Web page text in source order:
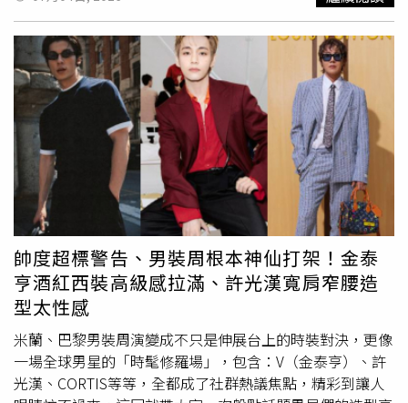
暑等症狀，中暑之後，人體體溫調節功能失調，體內熱量過
度積蓄，從而引發神經器官受損。要穿吸汗排熱功能及輕便
舒適的服裝，大太陽底下行走要戴帽子遮陽。三、住的開運
大法：1.忌長時間吹空調：夏天使用空調給人們帶來舒爽，
同時也帶來"疾病"，長時間在空調環境下工作學習的人，因
空氣不流通，環境得不到改善，會出現頭昏、鼻塞、打噴
嚏、耳鳴、記憶力減退、乏力等症狀，以及一些皮膚過敏的
症狀，例如皮膚發緊發乾、易過敏、皮膚變差等，這類現象
在現代醫學上稱之為"空調綜合症"或"空調病"。2.忌冷水洗
浴：夏季天氣炎熱，人的毛細孔均處於開泄狀態，因此，寒
氣極易侵入人體，導致陽氣暗損。身體在燥熱的情況下，突
然下到冷水裡，身體受到冷的刺激，會造成不適，一冷一熱
更容易得風濕。即使是熱水洗浴，亦要注意洗浴後避風，嬰
兒及小孩更需注意。四、行的開運大法：忌熬夜：「大暑」
炎熱，容易耗氣，最好能早點休息，不要熬夜。要調整起
居，讓睡眠充足，中午應午睡半至一小時，因睡眠與情緒和
免疫力密切相關，睡眠不足抵抗力會變差。五、育的開運大
法：忌大量勞動：大暑天氣悶熱、潮濕，人體感覺不舒服，
民。」一句話瞬間笑翻全場，也讓許志豪哭笑不得。《綜藝
一級棒》每週六晚間8點於中視頻道、每週日晚間8點於中天
娛樂台播出。許志豪慘遭無視。（圖／中視）
暑」這半個月，健康要注意的生肖是屬牛、馬、羊、鼠，小
感冒、小病痛會特別明顯，慎防脾胃、腸道、消化系統方面
的疾病，要多休養生息，才能保持身體健康，避免激烈運
動，容易扭傷折損。 以下提供食、衣、住、行、育、樂的
「小暑」開運養生及禁忌： 食的開運大法：1.忌單純進補：
「小暑」如果認為身體虛弱急需進補，那就大錯特錯了！因
為進補過早的話，會使暑熱不易消退，或者是本來已經逐漸
消退的暑熱，會再捲土重來，那會讓身體狀況更糟。總之，
在避暑之餘，維護人體正常的陽氣，保護元氣免受傷害，故
「養陽」與「就涼避暑」並不矛盾，目的是一致的。《遵生
八箋》說：「須於止陽，以消暑氣」。說明養陽有助於消
暑，避暑可以防止陽氣的消耗。 2.忌喝冷飲： 很多人喜歡
以喝冷飲、吃冰淇淋、雪糕等冰品來消暑降溫，非但不能降
火，對身體反而會造成傷害，當心物極必反，這些對身體健
康非常不利，很容易引發身體不適，埋下健康隱患。 衣的
開運大法：忌曝曬： 小暑室外溫度高，若長時間曝曬，會
造成人體脫水、中暑等症狀，中暑之後，人體體溫調節功能
失調，體內熱量過度積蓄，從而引發神經器官受損。要穿吸
帥度超標警告、男裝周根本神仙打架！金泰
亨酒紅西裝高級感拉滿、許光漢寬肩窄腰造
型太性感
米蘭、巴黎男裝周演變成不只是伸展台上的時裝對決，更像
一場全球男星的「時髦修羅場」，包含：V（金泰亨）、許
光漢、CORTIS等等，全都成了社群熱議焦點，精彩到讓人